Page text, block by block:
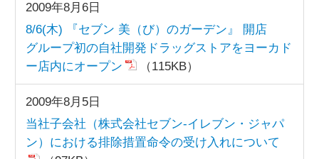
2009年8月6日
8/6(木) 『セブン 美（び）のガーデン』 開店
グループ初の自社開発ドラッグストアをヨーカド
ー店内にオープン
（115KB）
2009年8月5日
当社子会社（株式会社セブン-イレブン・ジャパ
ン）における排除措置命令の受け入れについて